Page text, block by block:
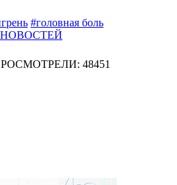
#головная боль
48451